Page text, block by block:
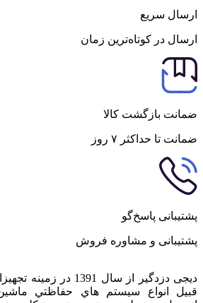
ارسال سریع
ارسال در کوتاه‌ترین زمان
ضمانت بازگشت کالا
ضمانت تا حداکثر ۷ روز
پشتیبانی پاسخ‌گو
پشتیبانی و مشاوره فروش
دیجی دزدگیر از سال 1391
قبيل انواع سيستم هاي حفاظتي